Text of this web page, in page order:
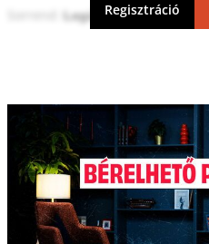
Regisztráció